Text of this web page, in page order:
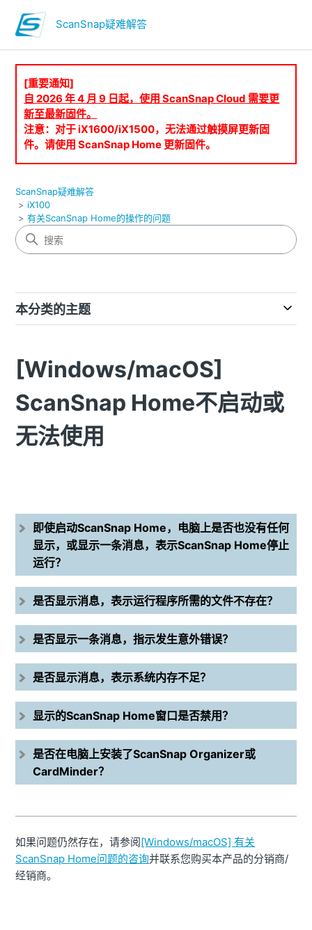
ScanSnap疑难解答
[重要通知]
自 2026 年 4 月 9 日起，使用 ScanSnap Cloud 需要更
新至最新固件。
注意：对于 iX1600/iX1500，无法通过触摸屏更新固
件。请使用 ScanSnap Home 更新固件。
ScanSnap疑难解答
iX100
有关ScanSnap Home的操作的问题
本分类的主题
[Windows/macOS]
ScanSnap Home不启动或
无法使用
即使启动ScanSnap Home，电脑上是否也没有任何
显示，或显示一条消息，表示ScanSnap Home停止
运行？
是否显示消息，表示运行程序所需的文件不存在？
是否显示一条消息，指示发生意外错误？
是否显示消息，表示系统内存不足？
显示的ScanSnap Home窗口是否禁用？
是否在电脑上安装了ScanSnap Organizer或
CardMinder？
如果问题仍然存在，请参阅[Windows/macOS] 有关
ScanSnap Home问题的咨询并联系您购买本产品的分销商/
经销商。